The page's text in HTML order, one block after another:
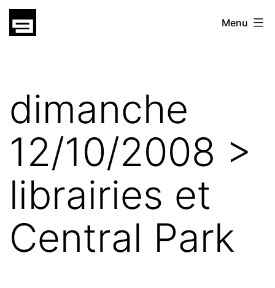
Skip
gatsu
Menu
dimanche
12/10/2008 >
librairies et
Central Park